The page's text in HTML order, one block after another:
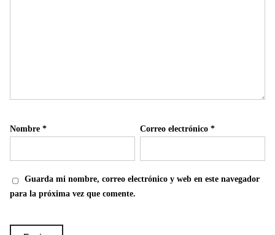
Nombre * Correo electrónico*
Guarda mi nombre, correo electrónico y web en este navegador
para la próxima vez que comente.